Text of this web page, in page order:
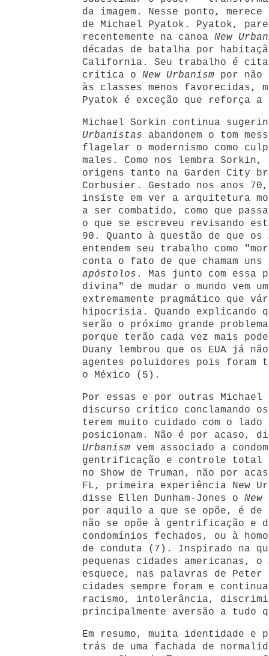
da imagem. Nesse ponto,
de Michael Pyatok. Pyatok,
recentemente na canoa New
décadas de batalha por
California. Seu trabalho é
critica o New Urbanism por não
às classes menos favorecidas,
Pyatok é exceção que reforça
Michael Sorkin continua
Urbanistas abandonem o tom
flagelar o modernismo como
males. Como nos lembra
origens tanto na Garden City
Corbusier. Gestado nos anos
insiste em ver a arquitetura
a ser combatido, como que
o que se escreveu revisando
90. Quanto à questão de que os
entendem seu trabalho como
conta o fato de que chamam
apóstolos . Mas junto com essa
divina" de mudar o mundo vem
extremamente pragmático que
hipocrisia. Quando explicando
serão o próximo grande
porque terão cada vez mais
Duany lembrou que os EUA já
agentes poluidores pois foram
o México (5).
Por essas e por outras Michael
discurso crítico conclamando
terem muito cuidado com o lado
posicionam. Não é por acaso,
Urbanism vem associado a
gentrificação e controle total
no Show de Truman, não por
FL, primeira experiência New
disse Ellen Dunham-Jones o New
por aquilo a que se opõe, é de
não se opõe à gentrificação e
condomínios fechados, ou à
de conduta (7). Inspirado na
pequenas cidades americanas, o
esquece, nas palavras de
cidades sempre foram e
racismo, intolerância,
principalmente aversão a tudo
Em resumo, muita identidade e
trás de uma fachada de